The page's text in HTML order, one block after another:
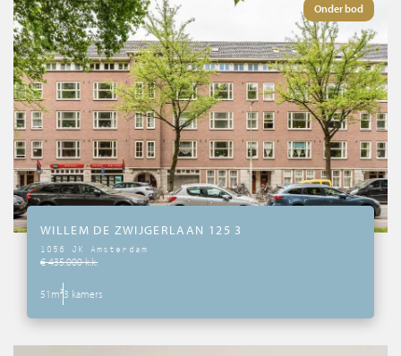
Onder bod
WILLEM DE ZWIJGERLAAN 125 3
1056 JK Amsterdam
€ 435.000 k.k.
51m²3 kamers